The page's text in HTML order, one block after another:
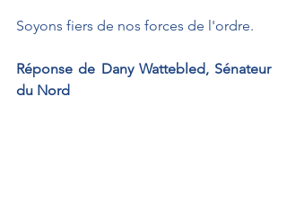
Soyons fiers de nos forces de l'ordre.
Réponse de Dany Wattebled, Sénateur
du Nord